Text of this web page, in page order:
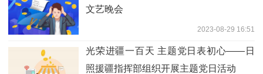
文艺晚会
2023-08-29 16:51
光荣进疆一百天 主题党日表初心——日
照援疆指挥部组织开展主题党日活动